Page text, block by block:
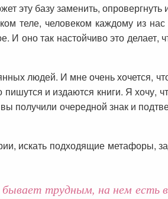
эту базу заменить,
теле, человеком каждому из
И оно так настойчиво это
людей. И мне очень хочется,
пишутся и издаются книги. Я
получили очередной знак и
искать подходящие метафоры,
трудным, на нем есть